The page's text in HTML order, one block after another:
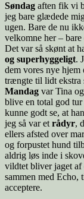
Søndag aften fik vi
jeg bare glædede
ugen. Bare de nu
velkomne her – bare
Det var så skønt at
og superhyggeligt.
dem vores nye hjem
trængte til lidt ekstra
Mandag var Tina
blive en total god
kunne godt se, at
jeg så var et rådyr,
ellers afsted over
og forpustet hund
aldrig løs inde i
vildtet bliver jaget af
sammen med Echo,
acceptere.